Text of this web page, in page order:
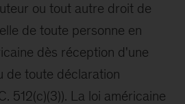
ou tout autre droit de
de toute personne en
dès réception d'une
de toute déclaration
512(c)(3)). La loi américaine